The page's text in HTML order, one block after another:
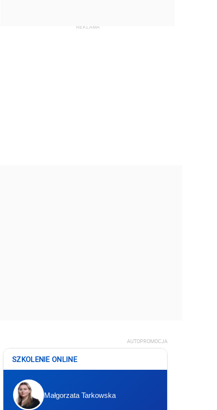
AUTOPROMOCJA
SZKOLENIE ONLINE
Małgorzata Tarkowska